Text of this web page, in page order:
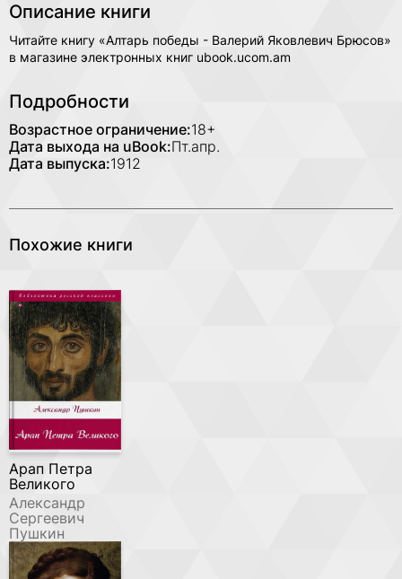
Описание книги
Читайте книгу «Алтарь победы - Валерий Яковлевич Брюсов»
в магазине электронных книг ubook.ucom.am
Подробности
Возрастное ограничение:18+
Дата выхода на uBook:Пт.апр.
Дата выпуска:1912
Похожие книги
Арап Петра
Великого
Александр
Сергеевич
Пушкин